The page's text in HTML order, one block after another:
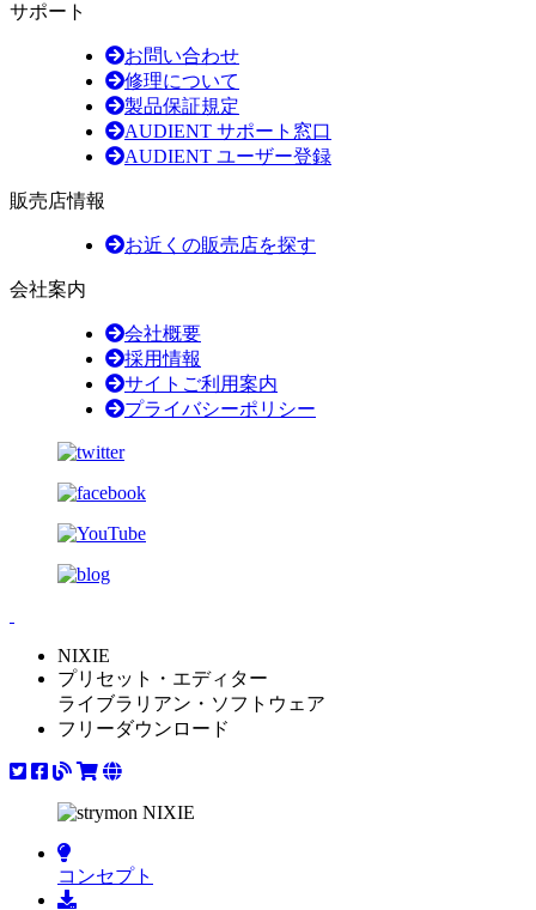
サポート
お問い合わせ
修理について
製品保証規定
AUDIENT サポート窓口
AUDIENT ユーザー登録
販売店情報
お近くの販売店を探す
会社案内
会社概要
採用情報
サイトご利用案内
プライバシーポリシー
NIXIE
プリセット・エディター
ライブラリアン・ソフトウェア
フリーダウンロード
コンセプト